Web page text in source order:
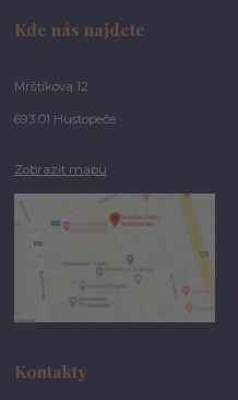
Kde nás najdete
Mrštíkova 12
693 01 Hustopeče
Zobrazit mapu
Kontakty